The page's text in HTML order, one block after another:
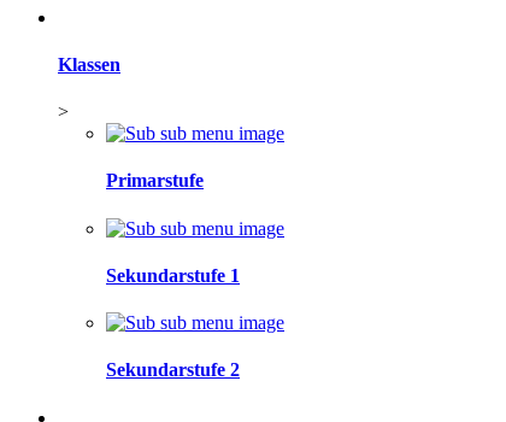
Klassen
>
Primarstufe
Sekundarstufe 1
Sekundarstufe 2